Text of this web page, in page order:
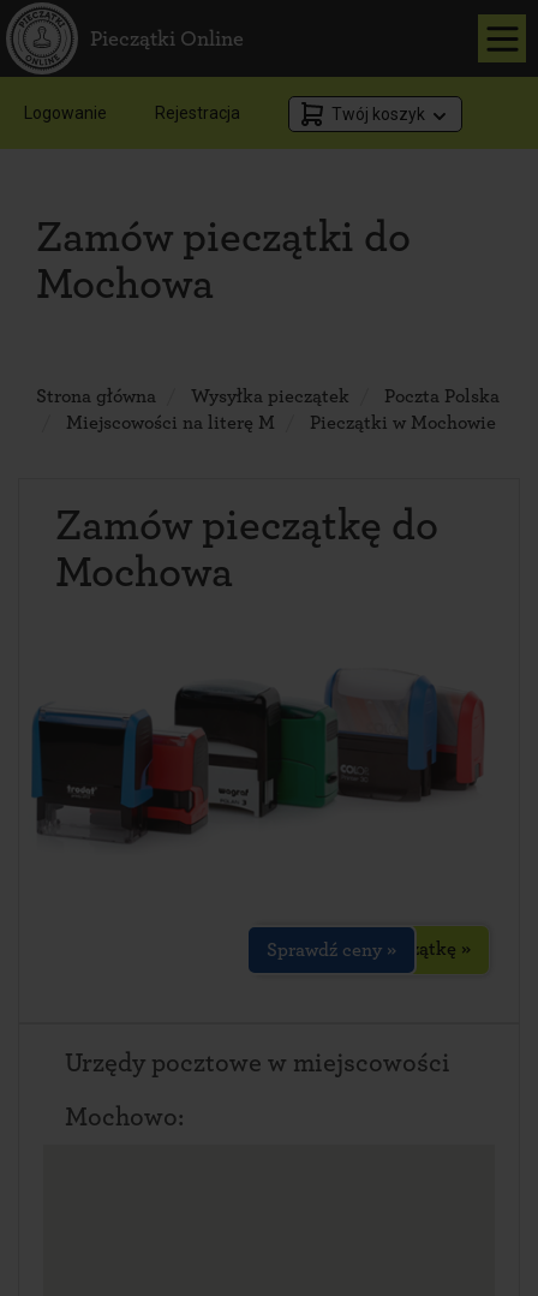
Pieczątki Online
Logowanie Rejestracja Twój koszyk
Zamów pieczątki do
Mochowa
Strona główna Wysyłka pieczątek
Poczta Polska
Miejscowości na literę M
Pieczątki w Mochowie
Zamów pieczątkę do
Mochowa
Zaprojektuj pieczątkę »
Sprawdź ceny »
Urzędy pocztowe w miejscowości
Mochowo: